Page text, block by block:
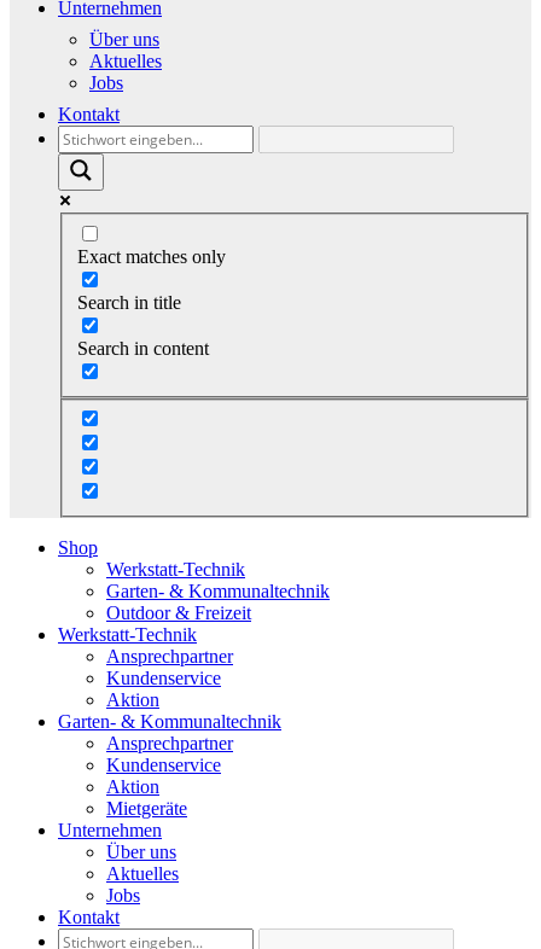
Unternehmen
Über uns
Aktuelles
Jobs
Kontakt
Exact matches only
Search in title
Search in content
Shop
Werkstatt-Technik
Garten- & Kommunaltechnik
Outdoor & Freizeit
Werkstatt-Technik
Ansprechpartner
Kundenservice
Aktion
Garten- & Kommunaltechnik
Ansprechpartner
Kundenservice
Aktion
Mietgeräte
Unternehmen
Über uns
Aktuelles
Jobs
Kontakt